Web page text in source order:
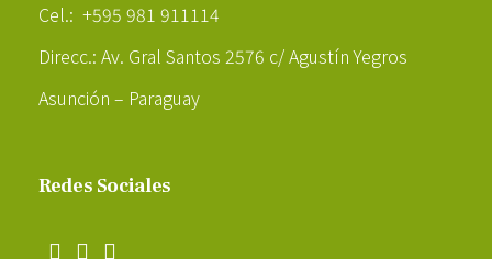
Cel.: +595 981 911114
Direcc.: Av. Gral Santos 2576 c/ Agustín Yegros
Asunción – Paraguay
Redes Sociales